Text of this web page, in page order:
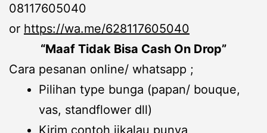
08117605040
or https://wa.me/628117605040
“Maaf Tidak Bisa Cash On Drop”
Cara pesanan online/ whatsapp ;
Pilihan type bunga (papan/ bouque,
vas, standflower dll)
Kirim contoh jikalau punya